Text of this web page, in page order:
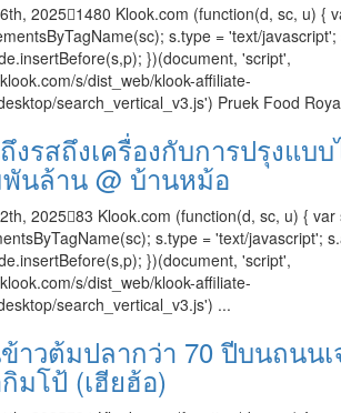
2025 1480 Klook.com (function(d, sc, u) {
s.type = 'text/
})(document, 'script',
s/dist_web/klook-affiliate-
search_vertical_v3.js') Pruek Food
งรสถึงเครื่องกับการปรุงแบ
นล้าน @ บ้านหม้อ
2025 83 Klook.com (function(d, sc, u) {
s.type = 'text/javascript';
})(document, 'script',
s/dist_web/klook-affiliate-
search_vertical_v3.js') ...
าวต้มปลากว่า 70 ปีบนถนน
มโป้ (เฮียฮ้อ)